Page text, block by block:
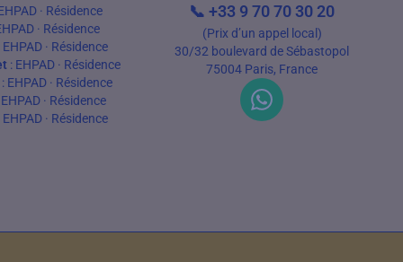
· Résidence
· Résidence
EHPAD · Résidence
: EHPAD · Résidence
: EHPAD · Résidence
EHPAD· Résidence
EHPAD· Résidence
📞+33 9 70 70 30 20
(Prix d’un appel local)
30/32 boulevard de Sébastopol
75004 Paris, France